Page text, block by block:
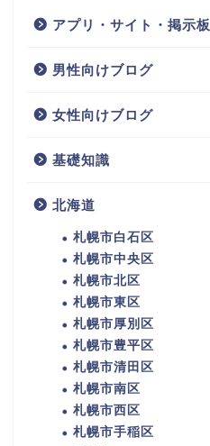
アプリ・サイト・掲示板
男性向けブログ
女性向けブログ
基礎知識
北海道
札幌市白石区
札幌市中央区
札幌市北区
札幌市東区
札幌市厚別区
札幌市豊平区
札幌市清田区
札幌市南区
札幌市西区
札幌市手稲区